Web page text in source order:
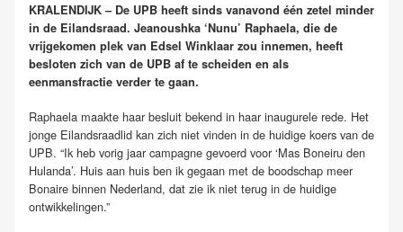
KRALENDIJK – De UPB heeft sinds vanavond één zetel minder
in de Eilandsraad. Jeanoushka ‘Nunu’ Raphaela, die de
vrijgekomen plek van Edsel Winklaar zou innemen, heeft
besloten zich van de UPB af te scheiden en als
eenmansfractie verder te gaan.
Raphaela maakte haar besluit bekend in haar inaugurele rede. Het
jonge Eilandsraadlid kan zich niet vinden in de huidige koers van de
UPB. “Ik heb vorig jaar campagne gevoerd voor ‘Mas Boneiru den
Hulanda’. Huis aan huis ben ik gegaan met de boodschap meer
Bonaire binnen Nederland, dat zie ik niet terug in de huidige
ontwikkelingen.”